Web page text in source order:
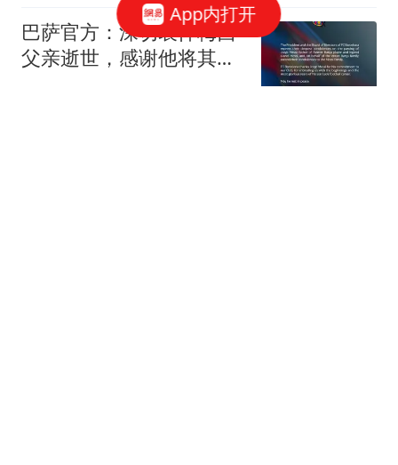
巴萨官方：深切哀悼梅西
父亲逝世，感谢他将其子
App内打开